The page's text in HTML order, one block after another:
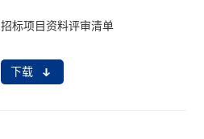
招标项目资料评审清单
下载